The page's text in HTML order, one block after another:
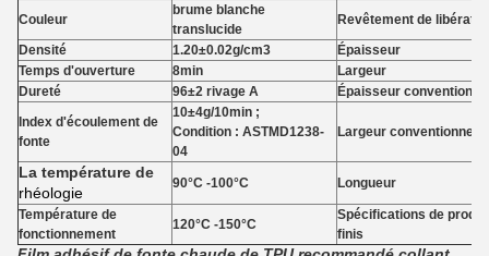
Couleur
brume blanche
translucide
Revêtement de
Densité
1.20±0.02g/cm3
Épaisseur
Temps d'ouverture
8min
Largeur
Dureté
96±2 rivage A
Épaisseur
Index d'écoulement de
fonte
10±4g/10min ;
Condition : ASTMD1238-
04
Largeur conventionnelle
La température de
rhéologie
90°C -100°C Longueur
Température de
fonctionnement
120°C -150°C
Spécifications de
finis